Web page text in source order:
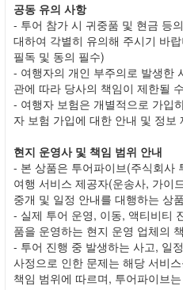
공동 유의 사항
- 투어 참가 시 귀중품 및 현금 등
대하여 각별히 유의해 주시기 바
필독 및 동의 필수)
- 여행자의 개인 부주의로 발생한
관에 따라 당사의 책임이 제한될
- 여행자 보험은 개별적으로 가입
자 보험 가입에 대한 안내 및 정보
현지 운영사 및 책임 범위 안내
- 본 상품은 투어파이브(주식회사
여행 서비스 제공자(운송사, 가이
중개 및 일정 안내를 대행하는 상
- 실제 투어 운영, 이동, 액티비티
품을 운영하는 현지 운영 업체의
- 투어 진행 중 발생하는 사고, 일
사정으로 인한 문제는 해당 서비
책임 범위에 따르며, 투어파이브